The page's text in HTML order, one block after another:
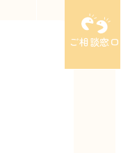
ご相談窓口